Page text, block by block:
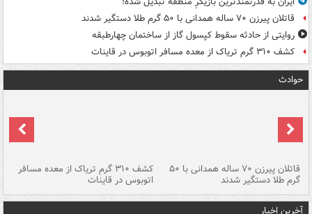
قاتلان پیرزن ۷۰ ساله همدانی با ۵۰ گرم طلا دستگیر شدند
روایتی از حادثه سقوط کپسول گاز از ساختمان چهارطبقه
کشف ۳۱۰ گرم تریاک از معده مسافر اتوبوس در قاینات
حوادث
قاتلان پیرزن ۷۰ ساله همدانی با ۵۰
گرم طلا دستگیر شدند
کشف ۳۱۰ گرم تریاک از معده مسافر
اتوبوس در قاینات
آخرین اخبار